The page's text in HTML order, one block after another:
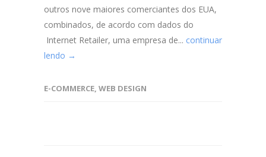
outros nove maiores comerciantes dos EUA,
combinados, de acordo com dados do
Internet Retailer, uma empresa de... continuar
lendo →
E-COMMERCE, WEB DESIGN